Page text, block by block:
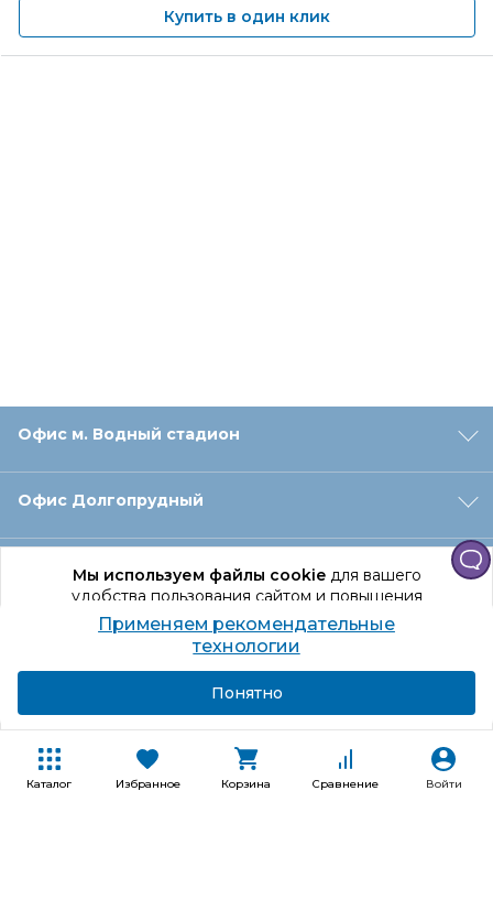
Каталог Избранное Корзина Сравнение Войти
Мы используем файлы cookieдля вашего
удобства пользования сайтом и повышения
качества рекомендаций.
Продолжая использование сайта, вы даете
согласие на обработку персональных данных
Купить в один клик
Офис м. Водный стадион
Офис Долгопрудный
Офис Санкт‑Петербург
Оформление заказа
Покупателям
Применяем рекомендательные
технологии
Понятно